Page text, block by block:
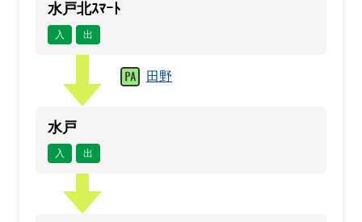
水戸北ｽﾏｰﾄ
入 出
田野
水戸
入 出